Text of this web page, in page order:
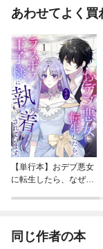
あわせてよく買
【単行本】おデブ悪女
に転生したら、なぜか
同じ作者の本